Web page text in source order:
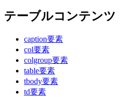
テーブルコンテンツ
caption要素
col要素
colgroup要素
table要素
tbody要素
td要素